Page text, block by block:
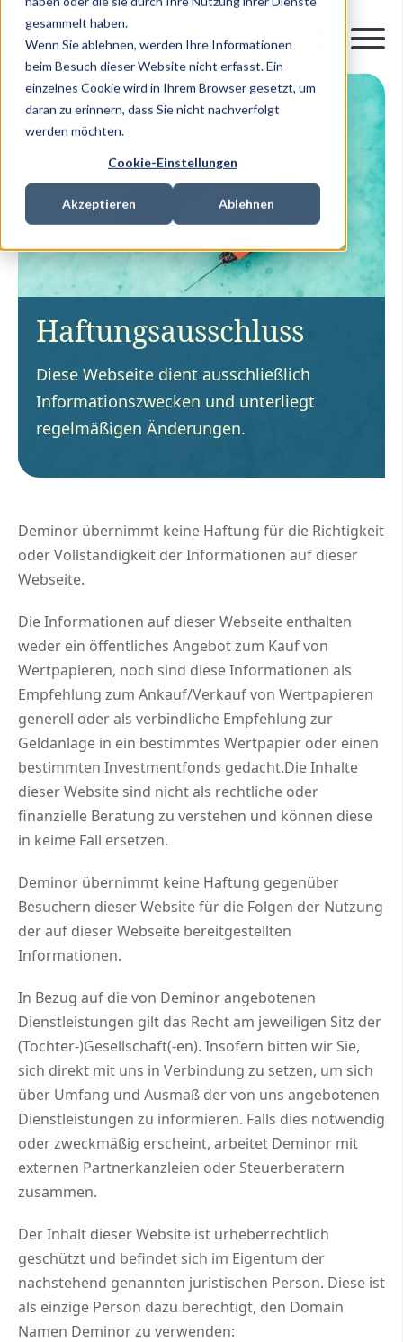
gesammelt haben.
Wenn Sie ablehnen, werden Ihre Informationen
beim Besuch dieser Website nicht erfasst. Ein
einzelnes Cookie wird in Ihrem Browser gesetzt, um
daran zu erinnern, dass Sie nicht nachverfolgt
werden möchten.
Cookie-Einstellungen
Akzeptieren Ablehnen
Haftungsausschluss
Diese Webseite dient ausschließlich
Informationszwecken und unterliegt
regelmäßigen Änderungen.
Deminor übernimmt keine Haftung für die Richtigkeit
oder Vollständigkeit der Informationen auf dieser
Webseite.
Die Informationen auf dieser Webseite enthalten
weder ein öffentliches Angebot zum Kauf von
Wertpapieren, noch sind diese Informationen als
Empfehlung zum Ankauf/Verkauf von Wertpapieren
generell oder als verbindliche Empfehlung zur
Geldanlage in ein bestimmtes Wertpapier oder einen
bestimmten Investmentfonds gedacht.Die Inhalte
dieser Website sind nicht als rechtliche oder
finanzielle Beratung zu verstehen und können diese
in keime Fall ersetzen.
Deminor übernimmt keine Haftung gegenüber
Besuchern dieser Website für die Folgen der Nutzung
der auf dieser Webseite bereitgestellten
Informationen.
In Bezug auf die von Deminor angebotenen
Dienstleistungen gilt das Recht am jeweiligen Sitz der
(Tochter-)Gesellschaft(-en). Insofern bitten wir Sie,
sich direkt mit uns in Verbindung zu setzen, um sich
über Umfang und Ausmaß der von uns angebotenen
Dienstleistungen zu informieren. Falls dies notwendig
oder zweckmäßig erscheint, arbeitet Deminor mit
externen Partnerkanzleien oder Steuerberatern
zusammen.
Der Inhalt dieser Website ist urheberrechtlich
geschützt und befindet sich im Eigentum der
nachstehend genannten juristischen Person. Diese ist
als einzige Person dazu berechtigt, den Domain
Namen Deminor zu verwenden: